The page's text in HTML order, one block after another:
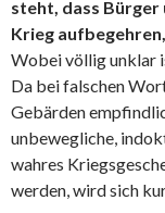
steht, dass Bürger
Krieg
Wobei völlig unklar
Da bei falschen
Gebärden
unbewegliche,
wahres
werden, wird sich